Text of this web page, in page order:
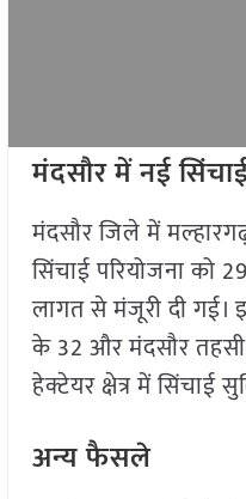
मंदसौर में नई
मंदसौर जिले में
सिंचाई परियोजना को
लागत से मंजूरी दी
के 32 और मंदसौर
हेक्टेयर क्षेत्र में सिंचाई
अन्य फैसले